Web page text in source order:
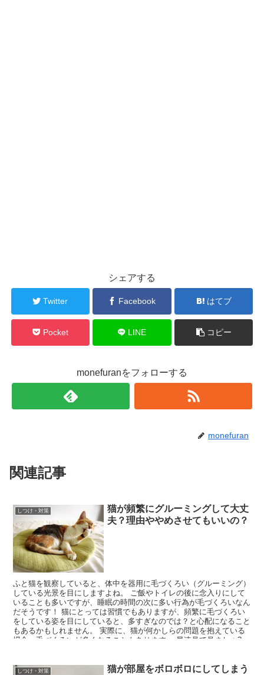
シェアする
Twitter Facebook はてブ
Pocket LINE コピー
monefuranをフォローする
monefuran
関連記事
しつけ・対策
猫が頻繁にグルーミングして大丈
夫？理由ややめさせてもいいの？
ふと猫を観察していると、体中を器用に毛づくろい（グルーミング）
している光景を目にしますよね。 ご飯やトイレの後に念入りにして
いることも多いですが、睡眠の時間の次に多い行為が毛づくろいなん
だそうです！ 猫にとっては習慣でもありますが、頻繁に毛づくろい
をしている姿を目にしていると、多すぎなのでは？と心配になること
もあるかもしれません。 実際に、猫が何かしらの問題を抱えている
場合、毛づくろいが多くなることもあります。 早速見て見ましょ?
しつけ・対策
猫が部屋をボロボロにしてしまう